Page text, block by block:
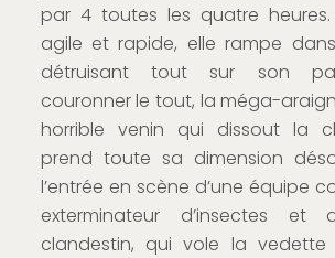
par 4 toutes les quatre heures.
agile et rapide, elle rampe dans
détruisant tout sur son
couronner le tout, la méga-
horrible venin qui dissout la
prend toute sa dimension
l’entrée en scène d’une équipe
exterminateur d’insectes et
clandestin, qui vole la vedette